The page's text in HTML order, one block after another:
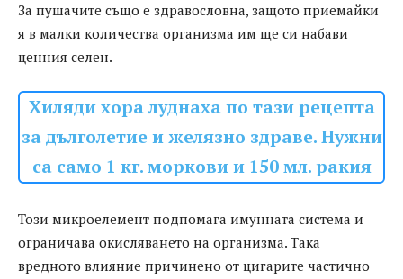
За пушачите също е здравословна, защото приемайки
я в малки количества организма им ще си набави
ценния селен.
Хиляди хора луднаха по тази рецепта
за дълголетие и желязно здраве. Нужни
са само 1 кг. моркови и 150 мл. ракия
Този микроелемент подпомага имунната система и
ограничава окисляването на организма. Така
вредното влияние причинено от цигарите частично